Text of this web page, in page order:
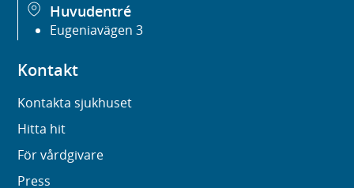
Huvudentré
Eugeniavägen 3
Kontakt
Kontakta sjukhuset
Hitta hit
För vårdgivare
Press